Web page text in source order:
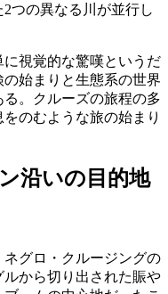
つの異なる川が並行し
視覚的な驚嘆というだ
始まりと生態系の世界
。クルーズの旅程の多
のむような旅の始まり
沿いの目的地
グロ・クルージングの
ルから切り出された賑や